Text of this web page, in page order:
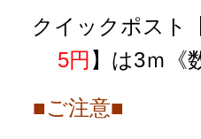
クイックポスト
5円】 は3ｍ《
■ご注意■